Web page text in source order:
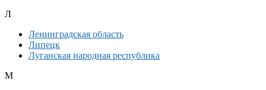
Л
Ленинградская область
Липецк
Луганская народная республика
М